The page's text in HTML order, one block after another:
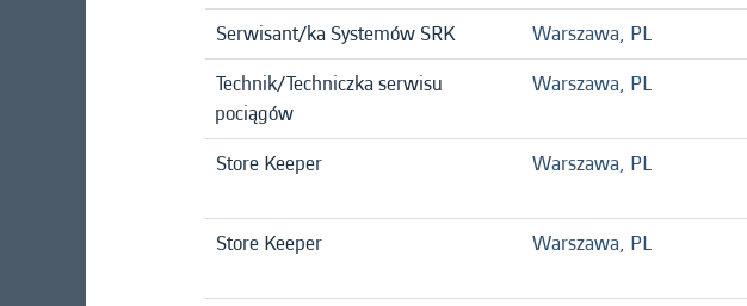
Serwisant/ka Systemów SRK Warszawa, PL
Technik/Techniczka serwisu
pociągów
Warszawa, PL
Store Keeper Warszawa, PL
Store Keeper Warszawa, PL